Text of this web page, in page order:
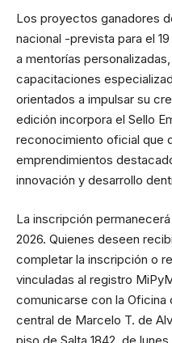
Los proyectos ganadores
nacional -prevista para el
a mentorías
capacitaciones
orientados a impulsar su
edición incorpora el Sello
reconocimiento oficial que
emprendimientos
innovación y desarrollo
La inscripción
2026. Quienes deseen
completar la inscripción o
vinculadas al registro
comunicarse con la
central de Marcelo T. de
piso de Salta 1842, de